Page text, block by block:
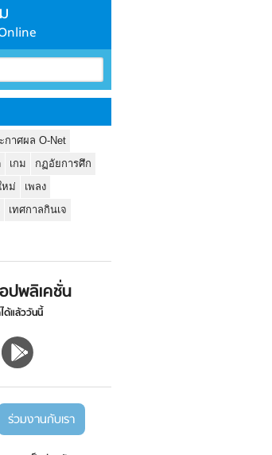
กาศผล O-Net
เกม
กฏอัยการศึก
หม่
เพลง
เทศกาลกินเจ
ปพลิเคชั่น
ด้แล้ววันนี้
ร่วมงานกับเรา